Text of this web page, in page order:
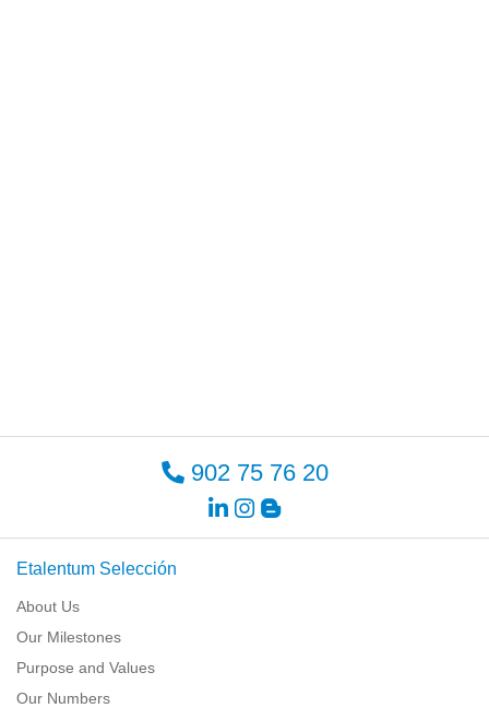
902 75 76 20
Etalentum Selección
About Us
Our Milestones
Purpose and Values
Our Numbers